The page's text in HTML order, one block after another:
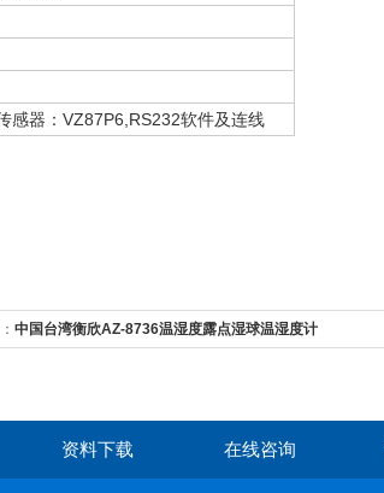
感器： VZ87P6,RS232软件及连线
中国台湾衡欣AZ-8736温湿度露点湿球温湿度计
资料下载 在线咨询